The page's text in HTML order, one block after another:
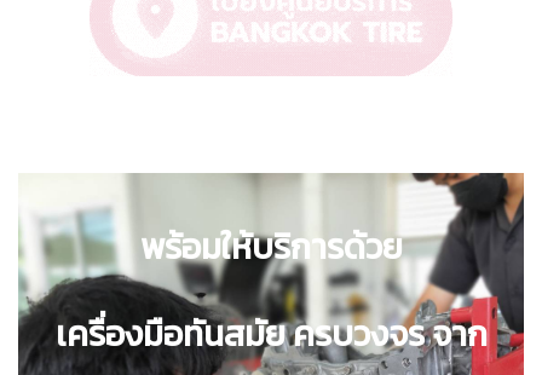
พร้อมให้บริการด้วย
เครื่องมือทันสมัย ครบวงจรจาก